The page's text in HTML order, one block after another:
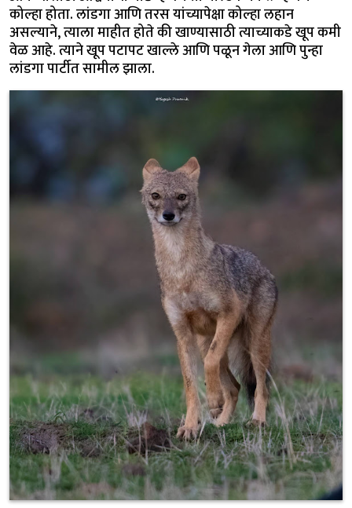
कोल्हा होता. लांडगा आणि तरस यांच्यापेक्षा कोल्हा लहान
असल्याने, त्याला माहीत होते की खाण्यासाठी त्याच्याकडे खूप कमी
वेळ आहे. त्याने खूप पटापट खाल्ले आणि पळून गेला आणि पुन्हा
लांडगा पार्टीत सामील झाला.